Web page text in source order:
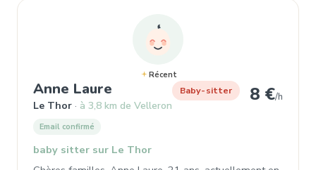
Récent
Anne Laure , Baby-sitter à Le Thor
Le Thor à 3,8 km de Velleron
Baby-sitter 8 €/h
Email confirmé
baby sitter sur Le Thor